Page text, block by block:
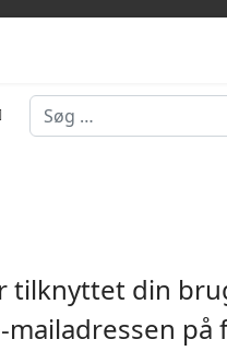
Søg
tilknyttet din
på